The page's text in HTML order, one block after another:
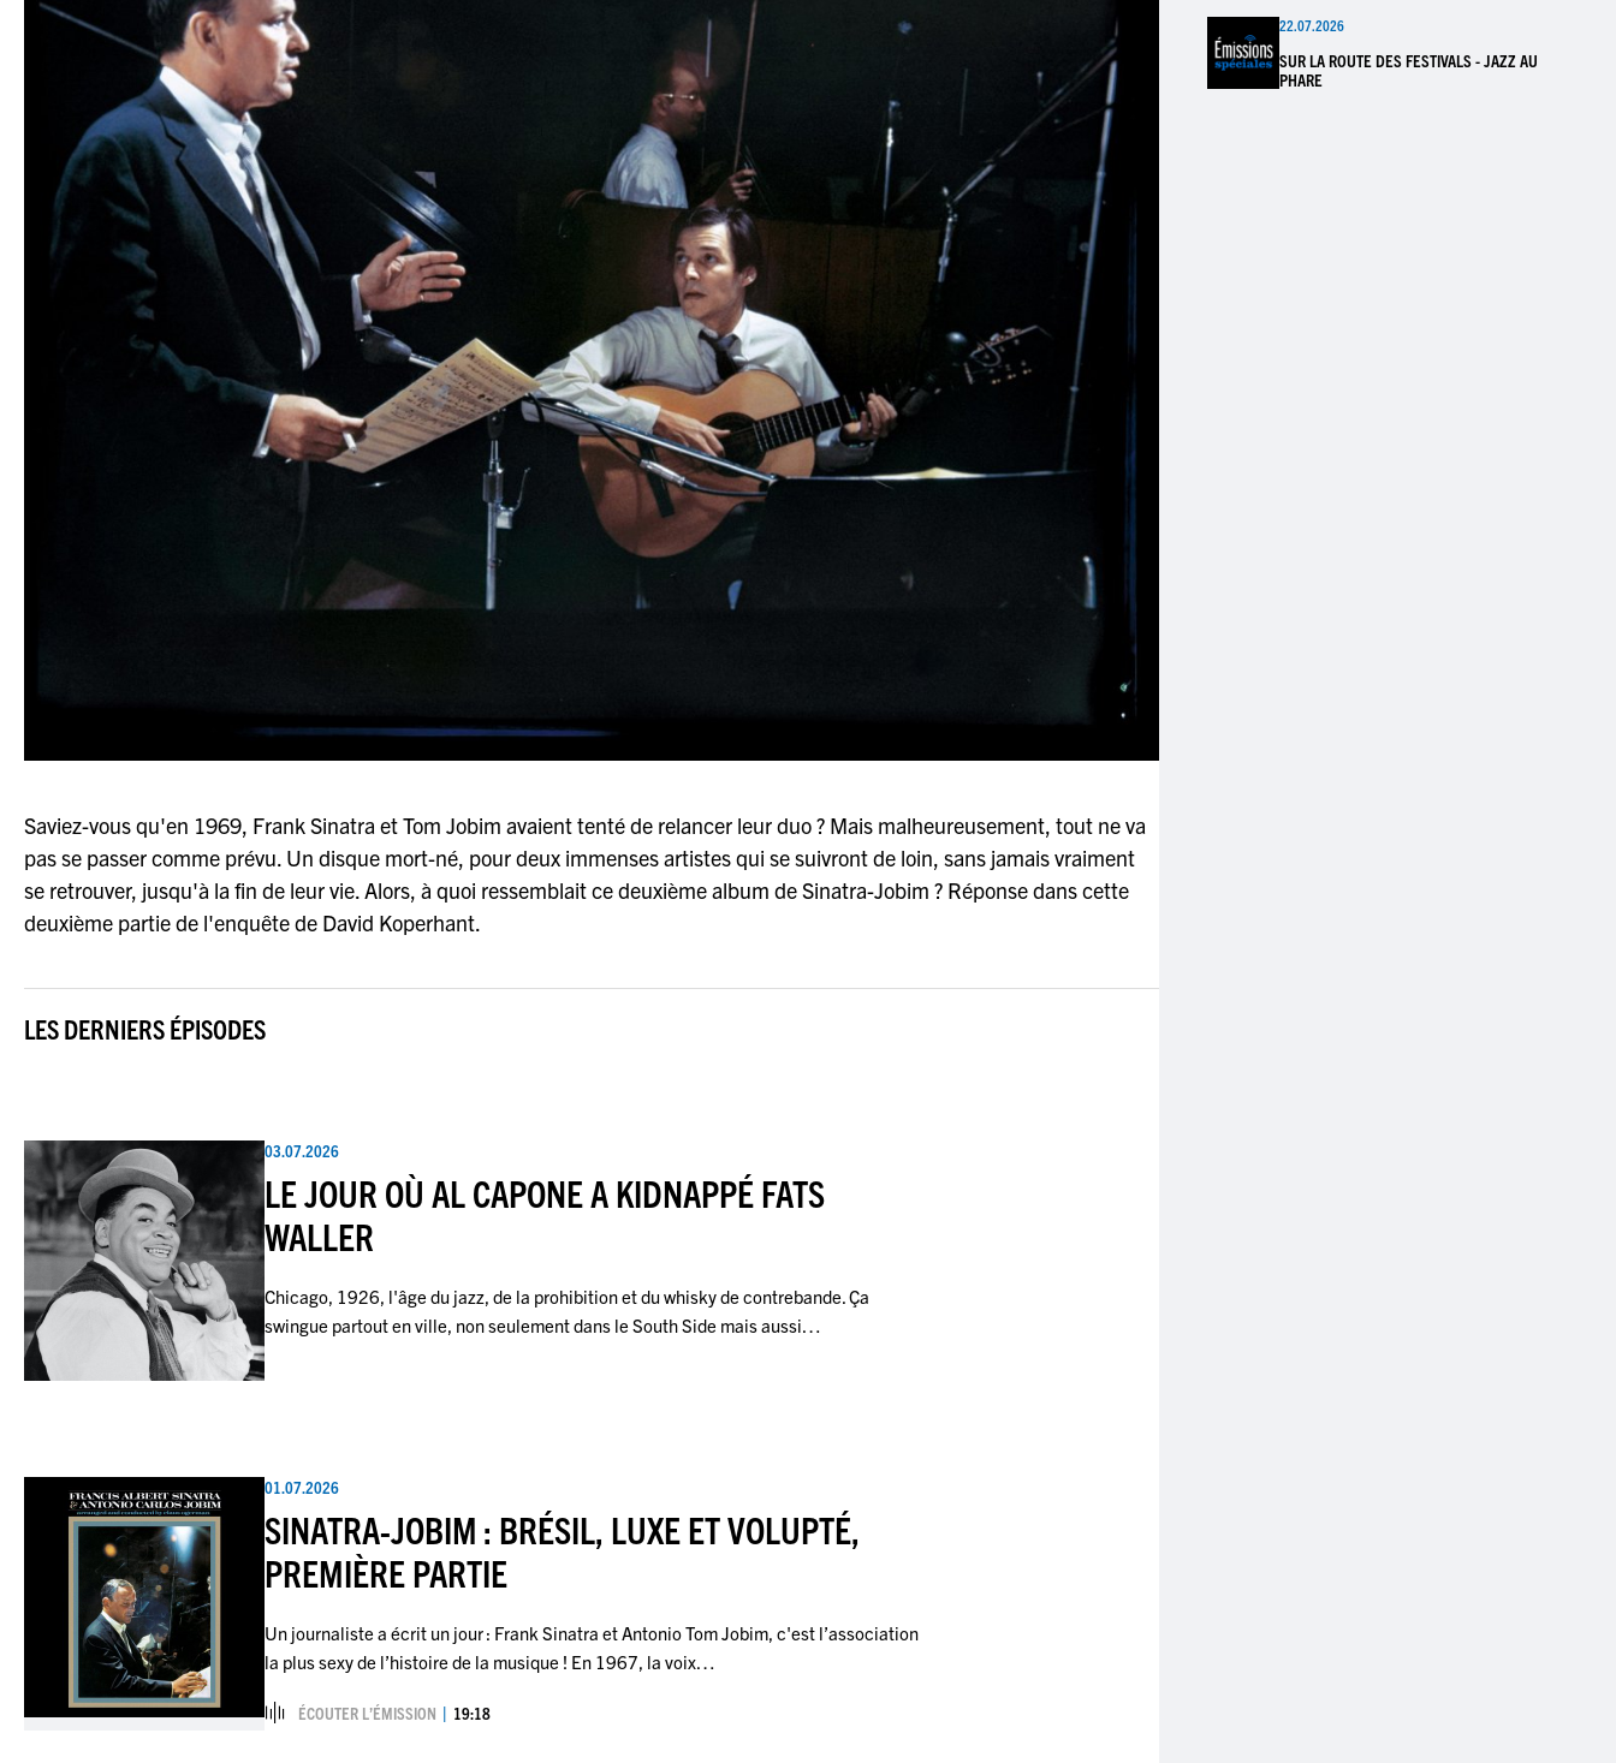
Saviez-vous qu'en 1969, Frank Sinatra et Tom Jobim avaient tenté de relancer leur duo ? Mais malheureusement, tout ne va
pas se passer comme prévu. Un disque mort-né, pour deux immenses artistes qui se suivront de loin, sans jamais vraiment
se retrouver, jusqu'à la fin de leur vie. Alors, à quoi ressemblait ce deuxième album de Sinatra-Jobim ? Réponse dans cette
deuxième partie de l'enquête de David Koperhant.
LES DERNIERS ÉPISODES
03.07.2026
LE JOUR OÙ AL CAPONE A KIDNAPPÉ FATS
WALLER
Chicago, 1926, l'âge du jazz, de la prohibition et du whisky de contrebande. Ça
swingue partout en ville, non seulement dans le South Side mais aussi…
01.07.2026
SINATRA-JOBIM : BRÉSIL, LUXE ET VOLUPTÉ,
PREMIÈRE PARTIE
Un journaliste a écrit un jour : Frank Sinatra et Antonio Tom Jobim, c'est l’association
la plus sexy de l’histoire de la musique ! En 1967, la voix…
ÉCOUTER L’ÉMISSION 19:18
22.07.2026
SUR LA ROUTE DES FESTIVALS - JAZZ AU
PHARE